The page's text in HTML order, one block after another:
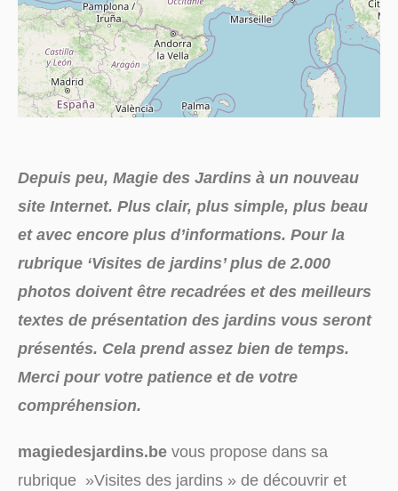
Depuis peu, Magie des Jardins à un nouveau
site Internet. Plus clair, plus simple, plus beau
et avec encore plus d’informations. Pour la
rubrique ‘Visites de jardins’ plus de 2.000
photos doivent être recadrées et des meilleurs
textes de présentation des jardins vous seront
présentés. Cela prend assez bien de temps.
Merci pour votre patience et de votre
compréhension.
magiedesjardins.bevous propose dans sa
rubrique »Visites des jardins » de découvrir et